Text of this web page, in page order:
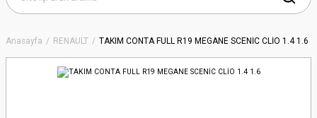
Anasayfa RENAULT TAKIM CONTA FULL R19 MEGANE SCENİC CLİO 1.4 1.6